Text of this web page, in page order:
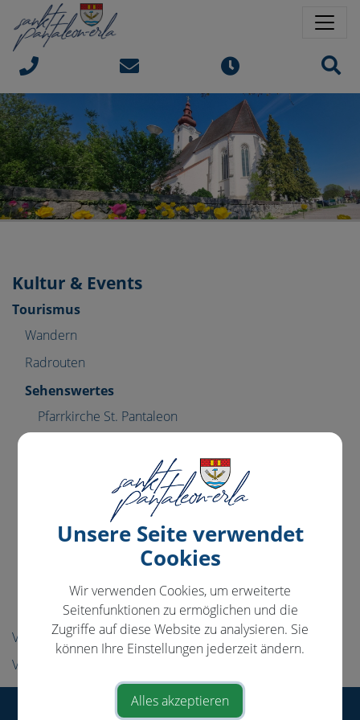
Sprungmarken
Springe direkt zu:
Kultur & Events
Tourismus
Wandern
Radrouten
Sehenswertes
Pfarrkirche St. Pantaleon
Kulturdenkmal Eichen
Blick ins Mühlviertel
Ehemaliges Kloster - Schloss Erla
Skulptur Kernkraft
Römische Spuren
Lokalführer
Veranstaltungen
Vereine
Gemeinde St. Pantaleon-Erla
Unsere Seite verwendet
Cookies
Wir verwenden Cookies, um erweiterte
Seitenfunktionen zu ermöglichen und die
Zugriffe auf diese Website zu analysieren. Sie
können Ihre Einstellungen jederzeit ändern.
Alles akzeptieren